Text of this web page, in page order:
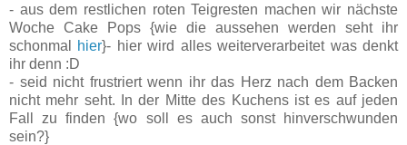
- aus dem restlichen roten Teigresten machen wir nächste
Woche Cake Pops {wie die aussehen werden seht ihr
schonmal hier}- hier wird alles weiterverarbeitet was denkt
ihr denn :D
- seid nicht frustriert wenn ihr das Herz nach dem Backen
nicht mehr seht. In der Mitte des Kuchens ist es auf jeden
Fall zu finden {wo soll es auch sonst hinverschwunden
sein?}